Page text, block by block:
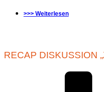
>>> Weiterlesen
RECAP DISKUSSION